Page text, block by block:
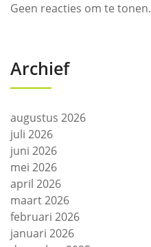
Geen reacties om te tonen.
Archief
augustus 2026
juli 2026
juni 2026
mei 2026
april 2026
maart 2026
februari 2026
januari 2026